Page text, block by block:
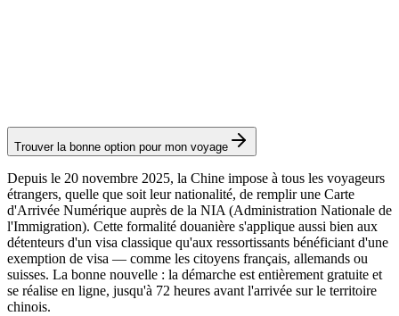
Trouver la bonne option pour mon voyage
Depuis le 20 novembre 2025, la Chine impose à tous les voyageurs
étrangers, quelle que soit leur nationalité, de remplir une Carte
d'Arrivée Numérique auprès de la NIA (Administration Nationale de
l'Immigration). Cette formalité douanière s'applique aussi bien aux
détenteurs d'un visa classique qu'aux ressortissants bénéficiant d'une
exemption de visa — comme les citoyens français, allemands ou
suisses. La bonne nouvelle : la démarche est entièrement gratuite et
se réalise en ligne, jusqu'à 72 heures avant l'arrivée sur le territoire
chinois.